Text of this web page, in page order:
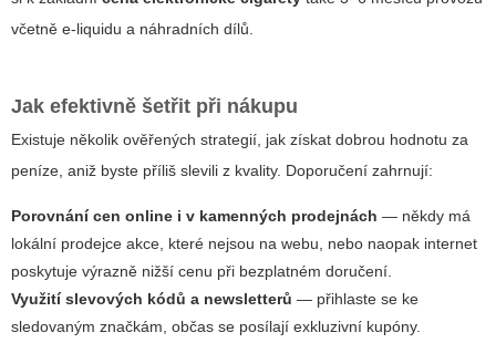
včetně e-liquidu a náhradních dílů.
Jak efektivně šetřit při nákupu
Existuje několik ověřených strategií, jak získat dobrou hodnotu za
peníze, aniž byste příliš slevili z kvality. Doporučení zahrnují:
Porovnání cen online i v kamenných prodejnách — někdy má
lokální prodejce akce, které nejsou na webu, nebo naopak internet
poskytuje výrazně nižší cenu při bezplatném doručení.
Využití slevových kódů a newsletterů — přihlaste se ke
sledovaným značkám, občas se posílají exkluzivní kupóny.